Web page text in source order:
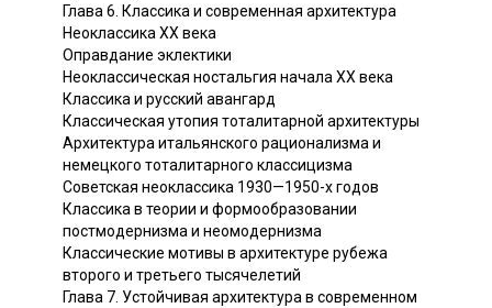
Глава 6. Классика и современная архитектура
Неоклассика XX века
Оправдание эклектики
Неоклассическая ностальгия начала XX века
Классика и русский авангард
Классическая утопия тоталитарной архитектуры
Архитектура итальянского рационализма и
немецкого тоталитарного классицизма
Советская неоклассика 1930—1950-х годов
Классика в теории и формообразовании
постмодернизма и неомодернизма
Классические мотивы в архитектуре рубежа
второго и третьего тысячелетий
Глава 7. Устойчивая архитектура в современном